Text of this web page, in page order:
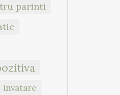
parinti
invatare